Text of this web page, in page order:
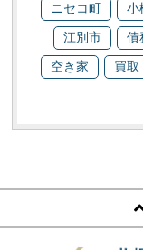
ニセコ町
小
江別市
債
空き家
買取